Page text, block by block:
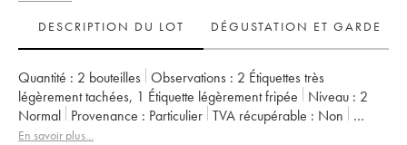
DESCRIPTION DU LOT
DÉGUSTATION ET GARDE
Quantité : 2 bouteilles Observations : 2 Étiquettes très
légèrement tachées, 1 Étiquette légèrement fripée Niveau : 2
Normal
Provenance : particulier TVA récupérable :
non
Région :
Bourgogne
En savoir plus...